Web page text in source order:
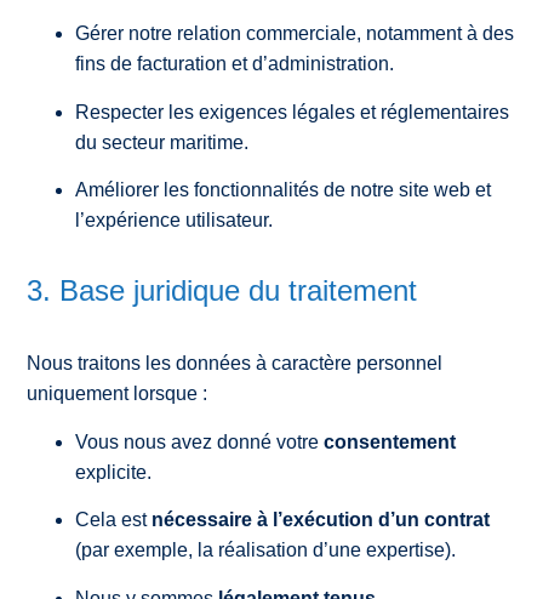
Gérer notre relation commerciale, notamment à des
fins de facturation et d’administration.
Respecter les exigences légales et réglementaires
du secteur maritime.
Améliorer les fonctionnalités de notre site web et
l’expérience utilisateur.
3. Base juridique du traitement
Nous traitons les données à caractère personnel
uniquement lorsque :
Vous nous avez donné votreconsentement
explicite.
Cela est nécessaire à l’exécution d’un contrat
(par exemple, la réalisation d’une expertise).